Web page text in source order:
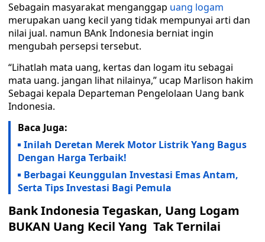
Sebagain masyarakat menganggap uang logam
merupakan uang kecil yang tidak mempunyai arti dan
nilai jual. namun BAnk Indonesia berniat ingin
mengubah persepsi tersebut.
“Lihatlah mata uang, kertas dan logam itu sebagai
mata uang. jangan lihat nilainya,” ucap Marlison hakim
Sebagai kepala Departeman Pengelolaan Uang bank
Indonesia.
Baca Juga:
Inilah Deretan Merek Motor Listrik Yang Bagus
Dengan Harga Terbaik!
Berbagai Keunggulan Investasi Emas Antam,
Serta Tips Investasi Bagi Pemula
Bank Indonesia Tegaskan, Uang Logam
BUKAN Uang Kecil Yang Tak Ternilai